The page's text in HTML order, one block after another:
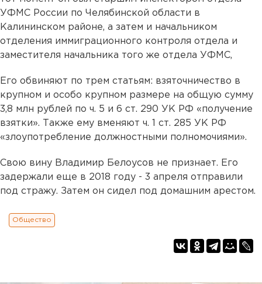
УФМС России по Челябинской области в
Калининском районе, а затем и начальником
отделения иммиграционного контроля отдела и
заместителя начальника того же отдела УФМС,
Его обвиняют по трем статьям: взяточничество в
крупном и особо крупном размере на общую сумму
3,8 млн рублей по ч. 5 и 6 ст. 290 УК РФ «получение
взятки». Также ему вменяют ч. 1 ст. 285 УК РФ
«злоупотребление должностными полномочиями».
Свою вину Владимир Белоусов не признает. Его
задержали еще в 2018 году - 3 апреля отправили
под стражу. Затем он сидел под домашним арестом.
Общество